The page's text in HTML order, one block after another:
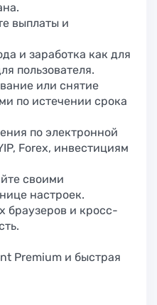
выплаты и
и заработка как для
пользователя.
или снятие
по истечении срока
по электронной
Forex, инвестициям
своими
настроек.
браузеров и кросс-
Premium и быстрая